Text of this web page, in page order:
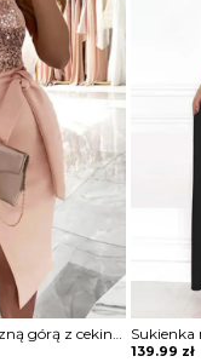
Sukienka z asymetryczną górą z cekinami
Original
139.99 zł
Current